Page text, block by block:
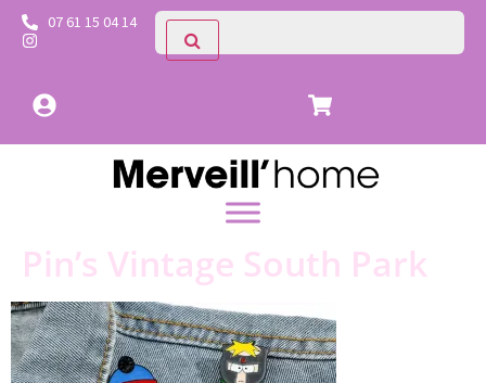
07 61 15 04 14
Pin’s Vintage South Park